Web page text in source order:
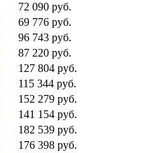
72 090 руб.
69 776 руб.
96 743 руб.
87 220 руб.
127 804 руб.
115 344 руб.
152 279 руб.
141 154 руб.
182 539 руб.
176 398 руб.